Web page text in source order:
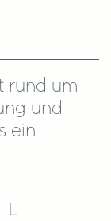
rund um
und
ein
L